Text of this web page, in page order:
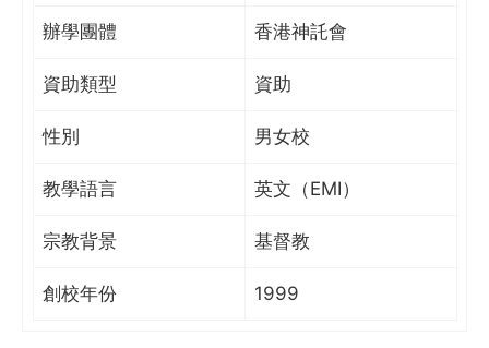
辦學團體 香港神託會
資助類型 資助
性別 男女校
教學語言 英文（EMI）
宗教背景 基督教
創校年份 1999